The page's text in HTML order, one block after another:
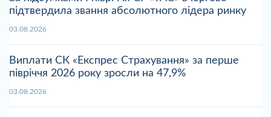
підтвердила звання абсолютного лідера ринку
03.08.2026
Виплати СК «Експрес Страхування» за перше
півріччя 2026 року зросли на 47,9%
03.08.2026